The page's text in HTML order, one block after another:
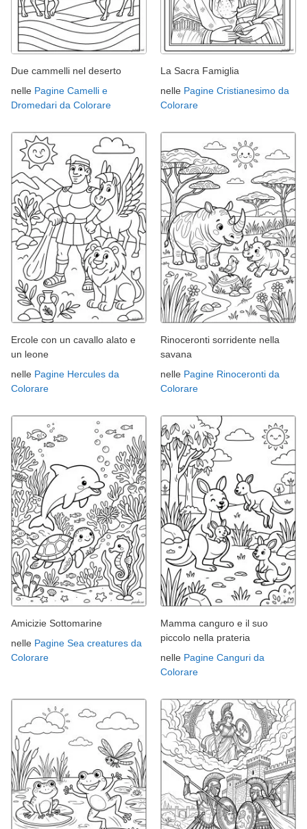
Due cammelli nel deserto
nelle Pagine Camelli e
Dromedari da Colorare
La Sacra Famiglia
nelle Pagine Cristianesimo da
Colorare
Ercole con un cavallo alato e
un leone
nelle Pagine Hercules da
Colorare
Rinoceronti sorridente nella
savana
nelle Pagine Rinoceronti da
Colorare
Amicizie Sottomarine
nelle Pagine Sea creatures da
Colorare
Mamma canguro e il suo
piccolo nella prateria
nelle Pagine Canguri da
Colorare